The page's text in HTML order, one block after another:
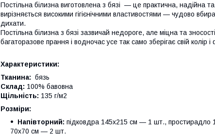
Постільна білизна виготовлена з бязі — це практична, надійна
вирізняється високими гігієнічними властивостями — чудово
дихати.
Постільна білизна з бязі зазвичай недороге, але міцна та
багаторазове прання і водночас усе так само зберігає свій колір
Характеристики:
Тканина: бязь
Склад: 100% бавовна
Щільність: 135 г/м2
Розміри:
Напівторний: підковдра 145х215 см — 1 шт.,
70х70 см — 2 шт.